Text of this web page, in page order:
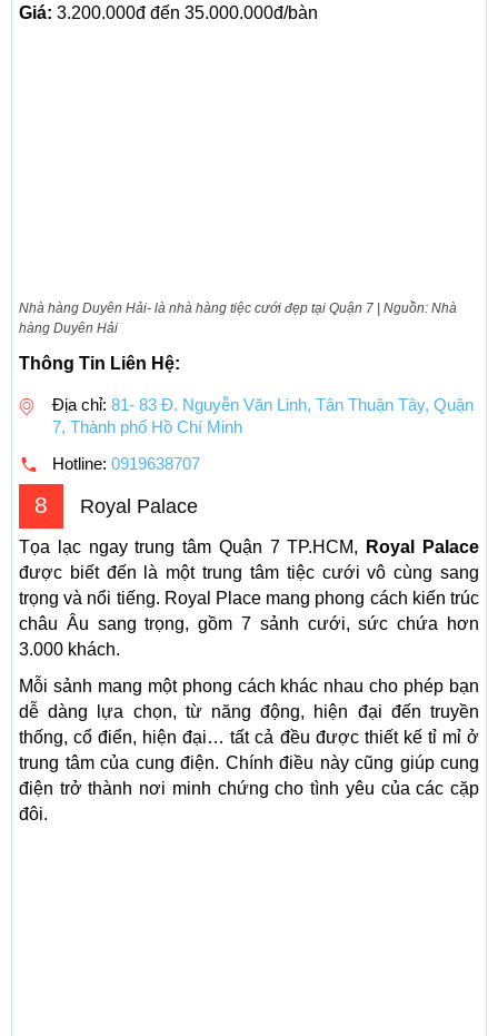
Giá: 3.200.000đ đến 35.000.000đ/bàn
Nhà hàng Duyên Hải- là nhà hàng tiệc cưới đẹp tại Quận 7 | Nguồn: Nhà
hàng Duyên Hải
Thông Tin Liên Hệ:
Địa chỉ: 81- 83 Đ. Nguyễn Văn Linh, Tân Thuận Tây, Quận
7, Thành phố Hồ Chí Minh
Hotline: 0919638707
8 Royal Palace
Tọa lạc ngay trung tâm Quận 7 TP.HCM, Royal Palace
được biết đến là một trung tâm tiệc cưới vô cùng sang
trọng và nổi tiếng. Royal Place mang phong cách kiến ​​trúc
châu Âu sang trọng, gồm 7 sảnh cưới, sức chứa hơn
3.000 khách.
Mỗi sảnh mang một phong cách khác nhau cho phép bạn
dễ dàng lựa chọn, từ năng động, hiện đại đến truyền
thống, cổ điển, hiện đại… tất cả đều được thiết kế tỉ mỉ ở
trung tâm của cung điện. Chính điều này cũng giúp cung
điện trở thành nơi minh chứng cho tình yêu của các cặp
đôi.